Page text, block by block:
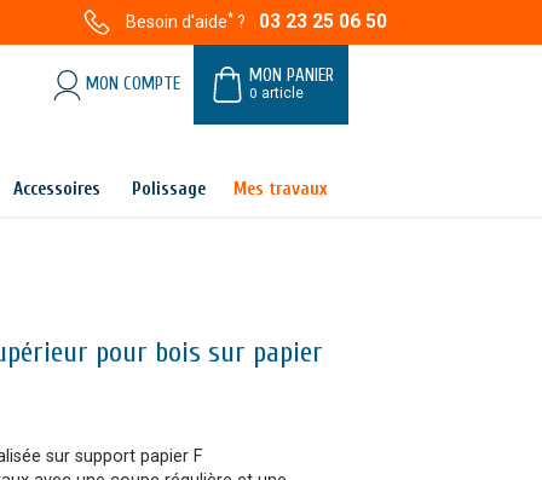
Besoin d'aide* ? 03 23 25 06 50
MON PANIER
0 article
MON COMPTE
Accessoires Polissage Mes travaux
pour bois sur papier
sur support papier F